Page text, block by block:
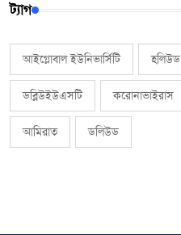
ট্যাগ
আইগ্লোবাল ইউনিভার্সিটি হলিউড
ডব্লিউইউএসটি করোনাভাইরাস
আমিরাত ডলিউড